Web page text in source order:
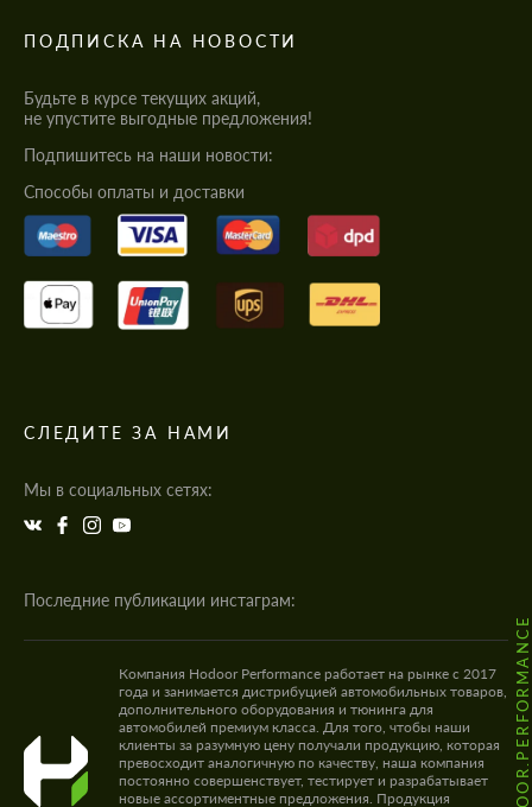
ПОДПИСКА НА НОВОСТИ
Будьте в курсе текущих акций,
не упустите выгодные предложения!
Подпишитесь на наши новости:
Cпособы оплаты и доставки
СЛЕДИТЕ ЗА НАМИ
Мы в социальных сетях:
Последние публикации инстаграм:
@HODOOR.PERFORMANCE
Компания Hodoor Performance работает на рынке с 2017
года и занимается дистрибуцией автомобильных товаров,
дополнительного оборудования и тюнинга для
автомобилей премиум класса. Для того, чтобы наши
клиенты за разумную цену получали продукцию, которая
превосходит аналогичную по качеству, наша компания
постоянно совершенствует, тестирует и разрабатывает
новые ассортиментные предложения. Продукция